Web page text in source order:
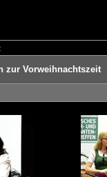
zur Vorweihnachtszeit